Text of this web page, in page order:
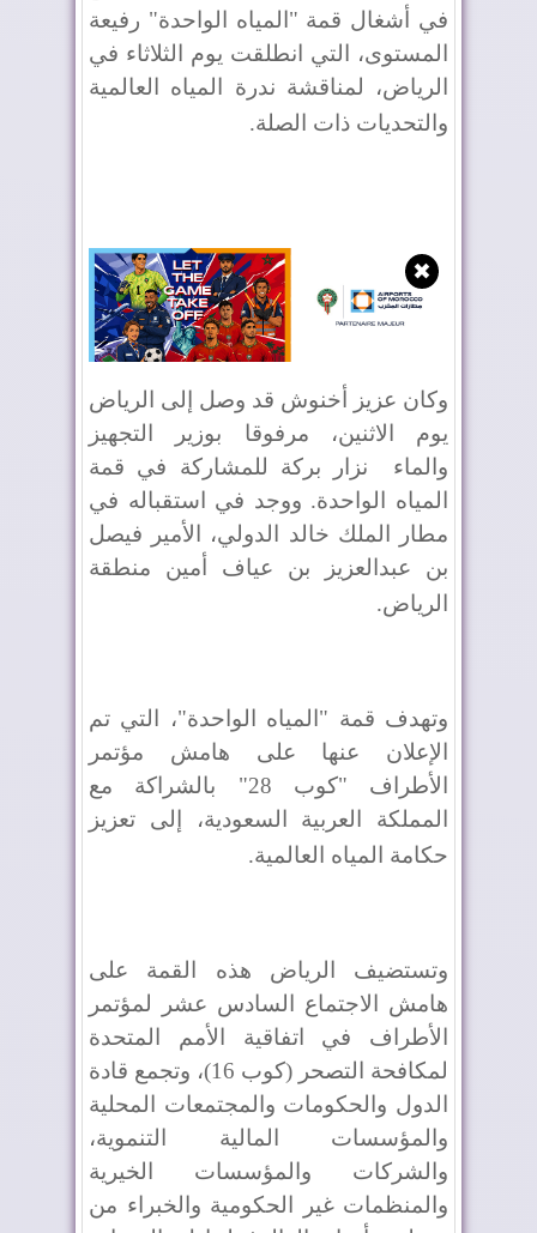
في أشغال قمة "المياه الواحدة" رفيعة
المستوى، التي انطلقت يوم الثلاثاء في
الرياض، لمناقشة ندرة المياه العالمية
والتحديات ذات الصلة.
✖
وكان عزيز أخنوش قد وصل إلى الرياض
يوم الاثنين، مرفوقا بوزير التجهيز
والماء
نزار بركة للمشاركة في قمة
المياه الواحدة. ووجد في استقباله في
مطار الملك خالد الدولي، الأمير فيصل
بن عبدالعزيز بن عياف أمين منطقة
الرياض.
وتهدف قمة "المياه الواحدة"، التي تم
الإعلان عنها على هامش مؤتمر
الأطراف "كوب 28" بالشراكة مع
المملكة العربية السعودية، إلى تعزيز
حكامة المياه العالمية.
وتستضيف الرياض هذه القمة على
هامش الاجتماع السادس عشر لمؤتمر
الأطراف في اتفاقية الأمم المتحدة
لمكافحة التصحر (كوب 16)، وتجمع قادة
الدول والحكومات والمجتمعات المحلية
والمؤسسات المالية التنموية،
والشركات والمؤسسات الخيرية
والمنظمات غير الحكومية والخبراء من